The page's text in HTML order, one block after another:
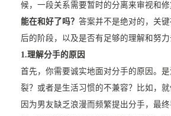
候，一段关系需要暂时的分离来审视和修
能在和好了吗？ 答案并不是绝对的，关
后的阶段，以及是否有足够的理解和努力
1.理解分手的原因
首先，你需要诚实地面对分手的原因。
裂？或者是生活习惯的不兼容？比如，
因为男友缺乏浪漫而频繁提出分手，最